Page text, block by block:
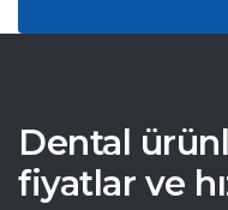
Dental
fiyatlar ve